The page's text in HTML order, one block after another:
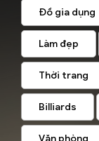
Đồ gia dụng
Làm đẹp
Thời trang
Billiards